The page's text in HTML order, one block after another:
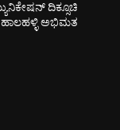
ದಿಕ್ಸೂಚಿ
ಹಾಲಹಳ್ಳಿ ಅಭಿಮತ